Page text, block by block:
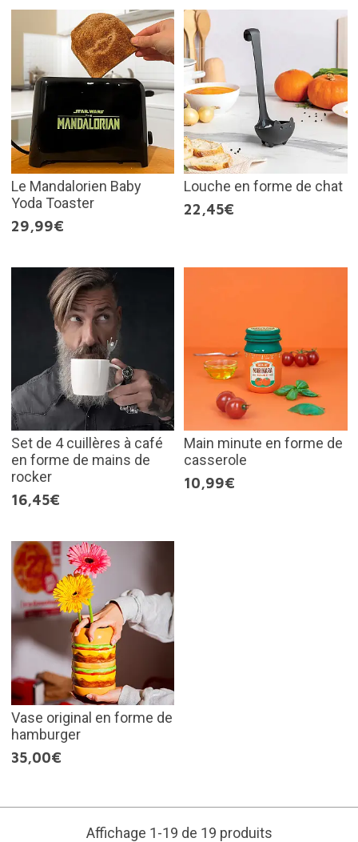
Le Mandalorien Baby
Yoda Toaster
29,99€
Louche en forme de chat
22,45€
Set de 4 cuillères à café
en forme de mains de
rocker
16,45€
Main minute en forme de
casserole
10,99€
Vase original en forme de
hamburger
35,00€
Affichage 1-19 de 19 produits